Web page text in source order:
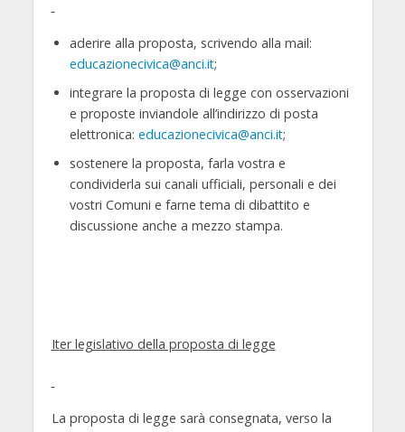
aderire alla proposta, scrivendo alla mail:
educazionecivica@anci.it;
integrare la proposta di legge con osservazioni
e proposte inviandole all’indirizzo di posta
elettronica: educazionecivica@anci.it;
sostenere la proposta, farla vostra e
condividerla sui canali ufficiali, personali e dei
vostri Comuni e farne tema di dibattito e
discussione anche a mezzo stampa.
Iter legislativo della proposta di legge
La proposta di legge sarà consegnata, verso la